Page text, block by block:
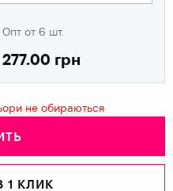
Опт от 6 шт.
277.00 грн
не обираються
1 КЛИК